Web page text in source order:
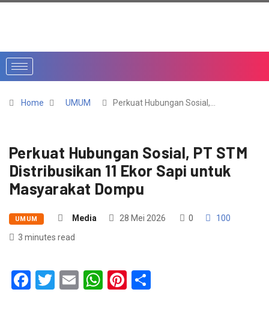
Home UMUM Perkuat Hubungan Sosial,…
Perkuat Hubungan Sosial, PT STM
Distribusikan 11 Ekor Sapi untuk
Masyarakat Dompu
UMUM Media 28 Mei 2026 0
100
3 minutes read
Facebook
Twitter
EmailWhatsApp
Pinterest